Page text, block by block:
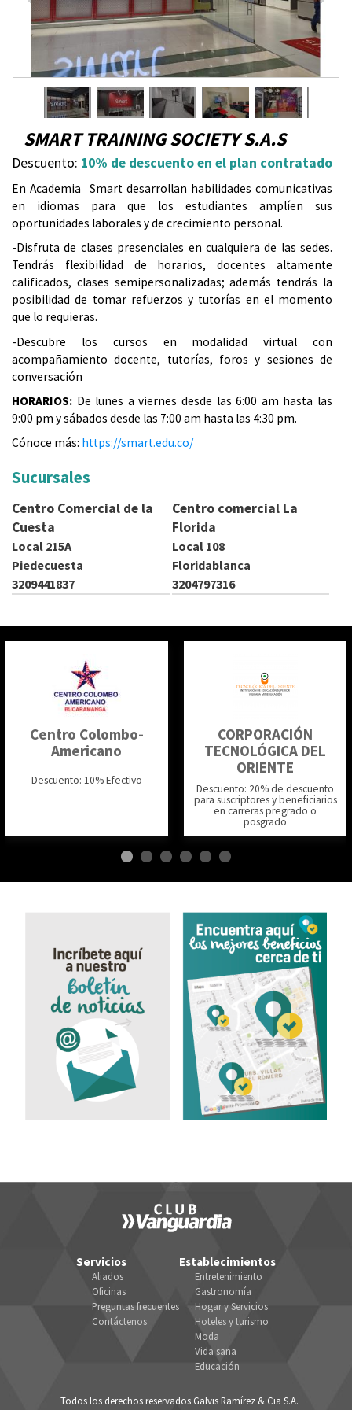
r
a
u
s
t
e
d
a
q
SMART TRAINING SOCIETY S.A.S
Descuento: 10% de descuento en el plan contratado
En Academia Smart desarrollan habilidades comunicativas
en idiomas para que los estudiantes amplíen sus
oportunidades laborales y de crecimiento personal.
-Disfruta de clases presenciales en cualquiera de las sedes.
Tendrás flexibilidad de horarios, docentes altamente
calificados, clases semipersonalizadas; además tendrás la
posibilidad de tomar refuerzos y tutorías en el momento
que lo requieras.
-Descubre los cursos en modalidad virtual con
acompañamiento docente, tutorías, foros y sesiones de
conversación
HORARIOS: De lunes a viernes desde las 6:00 am hasta las
9:00 pm y sábados desde las 7:00 am hasta las 4:30 pm.
Cónoce más: https://smart.edu.co/
Sucursales
Centro Comercial de la
Cuesta
Local 215A
Piedecuesta
3209441837
Centro comercial La
Florida
Local 108
Floridablanca
3204797316
Centro Colombo-
Americano
Descuento: 10% Efectivo
CORPORACIÓN
TECNOLÓGICA DEL
ORIENTE
Descuento: 20% de descuento
para suscriptores y beneficiarios
en carreras pregrado o
posgrado
Servicios
Aliados
Oficinas
Preguntas frecuentes
Contáctenos
Establecimientos
Entretenimiento
Gastronomía
Hogar y Servicios
Hoteles y turismo
Moda
Vida sana
Educación
Todos los derechos reservados Galvis Ramírez & Cia S.A.